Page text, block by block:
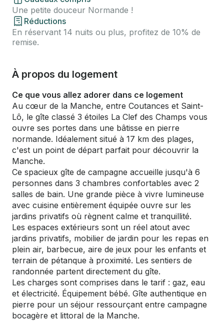
Une petite douceur Normande !
Réductions
En réservant 14 nuits ou plus, profitez de 10% de
remise.
À propos du logement
Ce que vous allez adorer dans ce logement
Au cœur de la Manche, entre Coutances et Saint-
Lô, le gîte classé 3 étoiles La Clef des Champs vous
ouvre ses portes dans une bâtisse en pierre
normande. Idéalement situé à 17 km des plages,
c'est un point de départ parfait pour découvrir la
Manche.
Ce spacieux gîte de campagne accueille jusqu'à 6
personnes dans 3 chambres confortables avec 2
salles de bain. Une grande pièce à vivre lumineuse
avec cuisine entièrement équipée ouvre sur les
jardins privatifs où règnent calme et tranquillité.
Les espaces extérieurs sont un réel atout avec
jardins privatifs, mobilier de jardin pour les repas en
plein air, barbecue, aire de jeux pour les enfants et
terrain de pétanque à proximité. Les sentiers de
randonnée partent directement du gîte.
Les charges sont comprises dans le tarif : gaz, eau
et électricité. Équipement bébé. Gîte authentique en
pierre pour un séjour ressourçant entre campagne
bocagère et littoral de la Manche.